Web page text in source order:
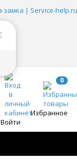
Войти
0
Избранное